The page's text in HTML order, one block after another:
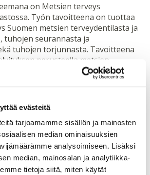
evästeitä
tarjoamamme sisällön ja mainosten
median ominaisuuksien
analysoimiseen. Lisäksi
median, mainosalan ja analytiikka-
tietoja siitä, miten käytät
on Metsien terveys
Työn tavoitteena on tuottaa
Suomen metsien terveydentilasta ja
tuhojen seurannasta ja
tuhojen torjunnasta. Tavoitteena
perusteella metsien
politiikkasuosituksia sekä tunnistaa
Aihetta käsitellään kahdessa
esitellään paneelin raportti, josta
”Policy Brief”.